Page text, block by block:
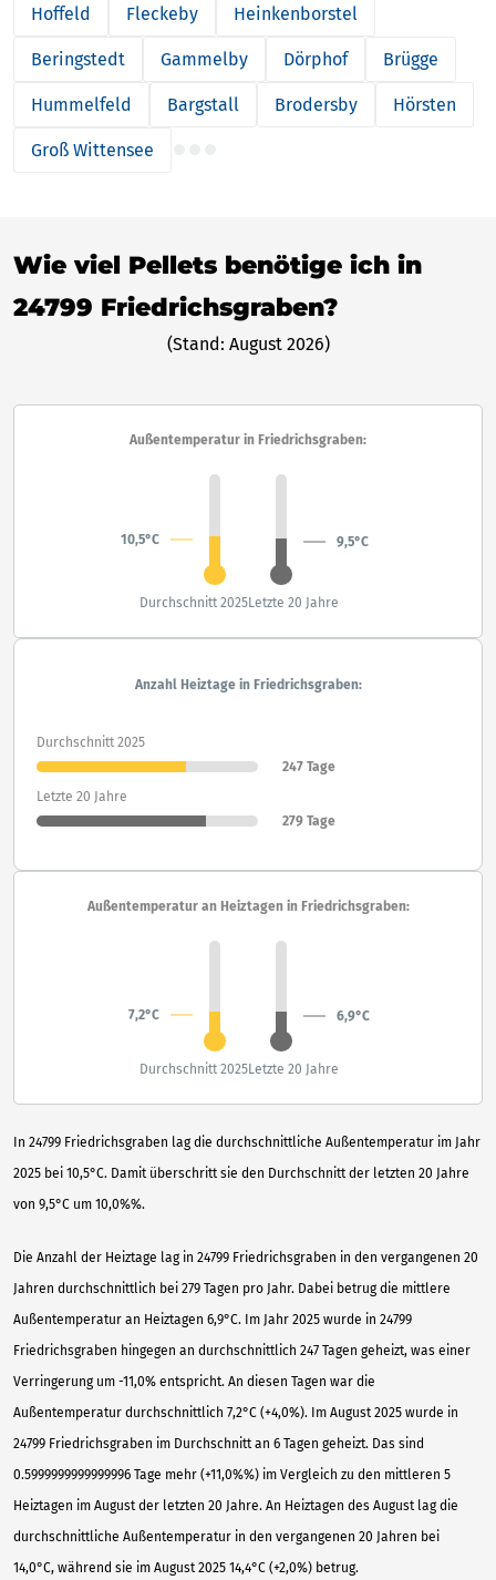
Hoffeld Fleckeby Heinkenborstel
Beringstedt Gammelby Dörphof Brügge
Hummelfeld Bargstall Brodersby Hörsten
Groß Wittensee
Wie viel Pellets benötige ich in
24799 Friedrichsgraben?
(Stand: August 2026)
In 24799 Friedrichsgraben lag die durchschnittliche Außentemperatur im Jahr
2025 bei 10,5°C. Damit überschritt sie den Durchschnitt der letzten 20 Jahre
von 9,5°C um 10,0%%.
Die Anzahl der Heiztage lag in 24799 Friedrichsgraben in den vergangenen 20
Jahren durchschnittlich bei 279 Tagen pro Jahr. Dabei betrug die mittlere
Außentemperatur an Heiztagen 6,9°C. Im Jahr 2025 wurde in 24799
Friedrichsgraben hingegen an durchschnittlich 247 Tagen geheizt, was einer
Verringerung um -11,0% entspricht. An diesen Tagen war die
Außentemperatur durchschnittlich 7,2°C (+4,0%). Im August 2025 wurde in
24799 Friedrichsgraben im Durchschnitt an 6 Tagen geheizt. Das sind
0.5999999999999996 Tage mehr (+11,0%%) im Vergleich zu den mittleren 5
Heiztagen im August der letzten 20 Jahre. An Heiztagen des August lag die
durchschnittliche Außentemperatur in den vergangenen 20 Jahren bei
14,0°C, während sie im August 2025 14,4°C (+2,0%) betrug.
Außentemperatur in Friedrichsgraben:
10,5°C 9,5°C
Durchschnitt 2025Letzte 20 Jahre
Anzahl Heiztage in Friedrichsgraben:
Durchschnitt 2025
247 Tage
Letzte 20 Jahre
279 Tage
Außentemperatur an Heiztagen in Friedrichsgraben:
7,2°C 6,9°C
Durchschnitt 2025Letzte 20 Jahre